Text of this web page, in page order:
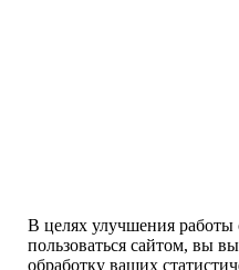
В целях улучшения работы
пользоваться сайтом, вы
обработку ваших